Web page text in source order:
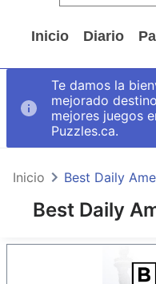
Inicio Diario
Te damos la
mejorado
mejores juegos
Puzzles.ca.
Best Daily
Inicio Best Daily